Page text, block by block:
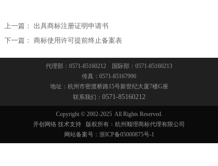
上一篇： 出具商标注册证明申请书
下一篇： 商标使用许可提前终止备案表
代理部：0571-85160212 国际部：0571-85160213
传真：0571-85167996
地址：杭州市密渡桥路15号新世纪大厦7楼G座
联系我们： 0571-85160212
Copyright © 2002-2025 All Rights Reserved.
开创网络 技术支持
版权所有：杭州顺理商标代理有限公司
网站备案号： 浙ICP备05000875号-1
疑难案件咨询